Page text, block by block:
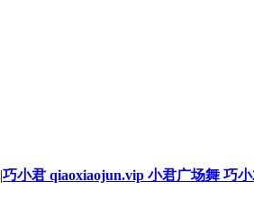
|巧小君 qiaoxiaojun.vip 小君广场舞 巧